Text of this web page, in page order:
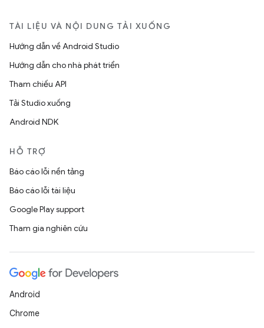
TÀI LIỆU VÀ NỘI DUNG TẢI XUỐNG
Hướng dẫn về Android Studio
Hướng dẫn cho nhà phát triển
Tham chiếu API
Tải Studio xuống
Android NDK
HỖ TRỢ
Báo cáo lỗi nền tảng
Báo cáo lỗi tài liệu
Google Play support
Tham gia nghiên cứu
Android
Chrome